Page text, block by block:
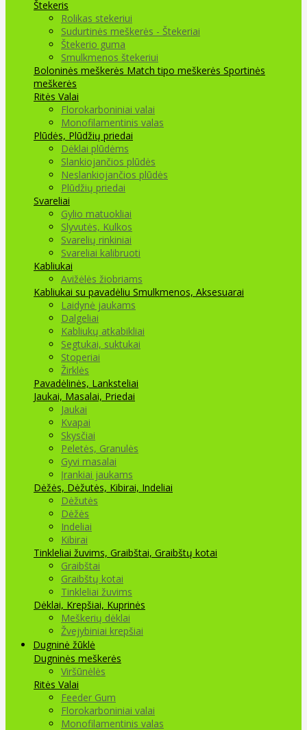
Štekeris
Rolikas stekeriui
Sudurtinės meškerės - Štekeriai
Štekerio guma
Smulkmenos štekeriui
Boloninės meškerės Match tipo meškerės Sportinės
meškerės
Ritės Valai
Florokarboniniai valai
Monofilamentinis valas
Plūdės, Plūdžių priedai
Dėklai plūdėms
Slankiojančios plūdės
Neslankiojančios plūdės
Plūdžių priedai
Svareliai
Gylio matuokliai
Slyvutės, Kulkos
Svarelių rinkiniai
Svareliai kalibruoti
Kabliukai
Avižėlės žiobriams
Kabliukai su pavadėliu Smulkmenos, Aksesuarai
Laidynė jaukams
Dalgeliai
Kabliukų atkabikliai
Segtukai, suktukai
Stoperiai
Žirklės
Pavadėlinės, Lanksteliai
Jaukai, Masalai, Priedai
Jaukai
Kvapai
Skysčiai
Peletės, Granulės
Gyvi masalai
Įrankiai jaukams
Dėžės, Dėžutės, Kibirai, Indeliai
Dėžutės
Dėžės
Indeliai
Kibirai
Tinkleliai žuvims, Graibštai, Graibštų kotai
Graibštai
Graibštų kotai
Tinkleliai žuvims
Dėklai, Krepšiai, Kuprinės
Meškerių dėklai
Žvejybiniai krepšiai
Dugninė žūklė
Dugninės meškerės
Viršūnėlės
Ritės Valai
Feeder Gum
Florokarboniniai valai
Monofilamentinis valas